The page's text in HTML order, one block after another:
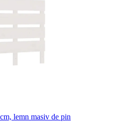
lemn masiv de pin